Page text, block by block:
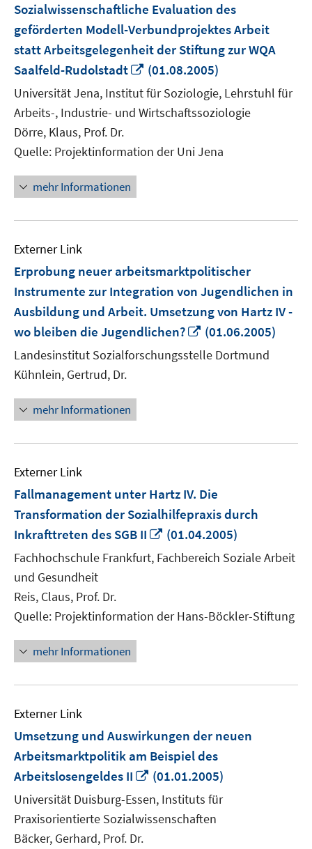
Sozialwissenschaftliche Evaluation des
geförderten Modell-Verbundprojektes Arbeit
statt Arbeitsgelegenheit der Stiftung zur WQA
Saalfeld-Rudolstadt
In
neuem
Fenster
öffnen
(01.08.2005)
Universität Jena, Institut für Soziologie, Lehrstuhl für
Arbeits-, Industrie- und Wirtschaftssoziologie
Dörre, Klaus, Prof. Dr.
Quelle: Projektinformation der Uni Jena
mehr Informationen
Externer Link
Erprobung neuer arbeitsmarktpolitischer
Instrumente zur Integration von Jugendlichen in
Ausbildung und Arbeit. Umsetzung von Hartz IV -
wo bleiben die Jugendlichen?
In
neuem
Fenster
(01.06.2005)
Landesinstitut Sozialforschungsstelle Dortmund
Kühnlein, Gertrud, Dr.
mehr Informationen
Externer Link
Fallmanagement unter Hartz IV. Die
Transformation der Sozialhilfepraxis durch
Inkrafttreten des SGB II
In
neuem
Fenster
(01.04.2005)
Fachhochschule Frankfurt, Fachbereich Soziale Arbeit
und Gesundheit
Reis, Claus, Prof. Dr.
Quelle: Projektinformation der Hans-Böckler-Stiftung
mehr Informationen
Externer Link
Umsetzung und Auswirkungen der neuen
Arbeitsmarktpolitik am Beispiel des
Arbeitslosengeldes II
In
neuem
Fenster
öffnen
(01.01.2005)
Universität Duisburg-Essen, Instituts für
Praxisorientierte Sozialwissenschaften
Bäcker, Gerhard, Prof. Dr.